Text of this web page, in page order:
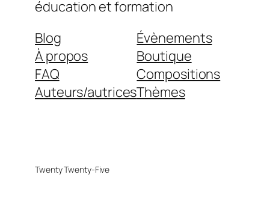
éducation et formation
Blog
À propos
FAQ
Auteurs/autrices
Évènements
Boutique
Compositions
Thèmes
Twenty Twenty-Five